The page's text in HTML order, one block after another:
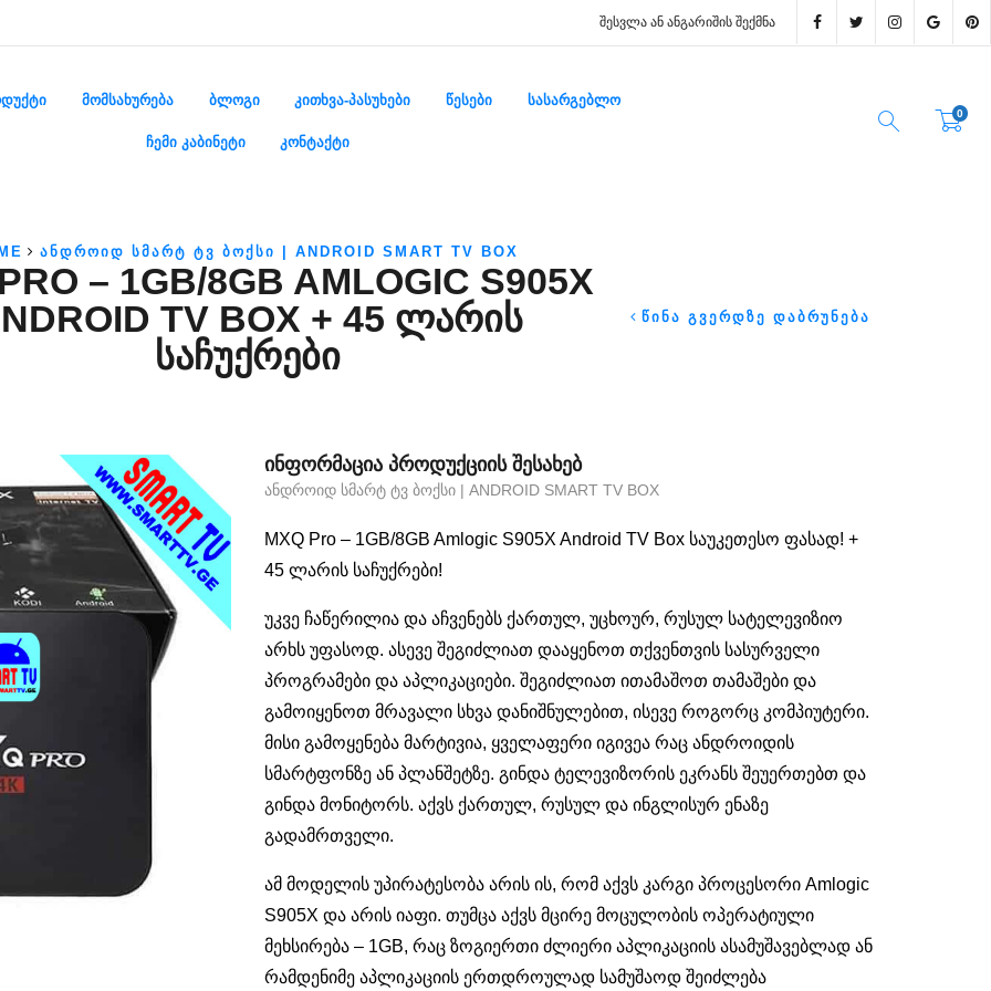
ᲨᲔᲡᲕᲚᲐ ᲐᲜ ᲐᲜᲒᲐᲠᲘᲨᲘᲡ ᲨᲔᲥᲛᲜᲐ
ᲛᲝᲛᲡᲐᲮᲣᲠᲔᲑᲐ ᲑᲚᲝᲒᲘ ᲙᲘᲗᲮᲕᲐ-ᲞᲐᲡᲣᲮᲔᲑᲘ ᲬᲔᲡᲔᲑᲘ ᲡᲐᲡᲐᲠᲒᲔᲑᲚᲝ
ᲩᲔᲛᲘ ᲙᲐᲑᲘᲜᲔᲢᲘ ᲙᲝᲜᲢᲐᲥᲢᲘ
0
ᲐᲜᲓᲠᲝᲘᲓ ᲡᲛᲐᲠᲢ ᲢᲕ ᲑᲝᲥᲡᲘ | ANDROID SMART TV BOX
– 1GB/8GB AMLOGIC S905X
TV BOX + 45 ᲚᲐᲠᲘᲡ
ᲡᲐᲩᲣᲥᲠᲔᲑᲘ
ᲬᲘᲜᲐ ᲒᲕᲔᲠᲓᲖᲔ ᲓᲐᲑᲠᲣᲜᲔᲑᲐ
ᲘᲜᲤᲝᲠᲛᲐᲪᲘᲐ ᲞᲠᲝᲓᲣᲥᲪᲘᲘᲡ ᲨᲔᲡᲐᲮᲔᲑ
ᲐᲜᲓᲠᲝᲘᲓ ᲡᲛᲐᲠᲢ ᲢᲕ ᲑᲝᲥᲡᲘ | ANDROID SMART TV BOX
MXQ Pro – 1GB/8GB Amlogic S905X Android TV Box საუკეთესო ფასად! +
45 ლარის საჩუქრები!
უკვე ჩაწერილია და აჩვენებს ქართულ, უცხოურ, რუსულ სატელევიზიო
არხს უფასოდ. ასევე შეგიძლიათ დააყენოთ თქვენთვის სასურველი
პროგრამები და აპლიკაციები. შეგიძლიათ ითამაშოთ თამაშები და
გამოიყენოთ მრავალი სხვა დანიშნულებით, ისევე როგორც კომპიუტერი.
მისი გამოყენება მარტივია, ყველაფერი იგივეა რაც ანდროიდის
სმარტფონზე ან პლანშეტზე. გინდა ტელევიზორის ეკრანს შეუერთებთ და
გინდა მონიტორს. აქვს ქართულ, რუსულ და ინგლისურ ენაზე
გადამრთველი.
ამ მოდელის უპირატესობა არის ის, რომ აქვს კარგი პროცესორი Amlogic
S905X და არის იაფი. თუმცა აქვს მცირე მოცულობის ოპერატიული
მეხსირება – 1GB, რაც ზოგიერთი ძლიერი აპლიკაციის ასამუშავებლად ან
რამდენიმე აპლიკაციის ერთდროულად სამუშაოდ შეიძლება